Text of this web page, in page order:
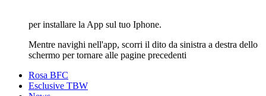
per installare la App sul tuo Iphone.
Mentre navighi nell'app, scorri il dito da sinistra a destra dello
schermo per tornare alle pagine precedenti
Rosa BFC
Esclusive TBW